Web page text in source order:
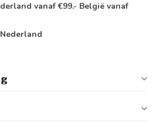
vanaf €99.- België vanaf